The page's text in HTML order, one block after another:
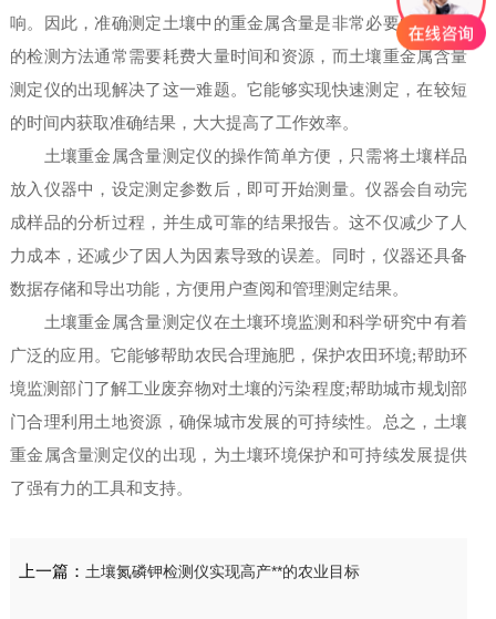
响。因此，准确测定土壤中的重金属含量是非常必要的。传统
的检测方法通常需要耗费大量时间和资源，而土壤重金属含量
测定仪的出现解决了这一难题。它能够实现快速测定，在较短
的时间内获取准确结果，大大提高了工作效率。
土壤重金属含量测定仪的操作简单方便，只需将土壤样品
放入仪器中，设定测定参数后，即可开始测量。仪器会自动完
成样品的分析过程，并生成可靠的结果报告。这不仅减少了人
力成本，还减少了因人为因素导致的误差。同时，仪器还具备
数据存储和导出功能，方便用户查阅和管理测定结果。
土壤重金属含量测定仪在土壤环境监测和科学研究中有着
广泛的应用。它能够帮助农民合理施肥，保护农田环境;帮助环
境监测部门了解工业废弃物对土壤的污染程度;帮助城市规划部
门合理利用土地资源，确保城市发展的可持续性。总之，土壤
重金属含量测定仪的出现，为土壤环境保护和可持续发展提供
了强有力的工具和支持。
上一篇：土壤氮磷钾检测仪实现高产**的农业目标